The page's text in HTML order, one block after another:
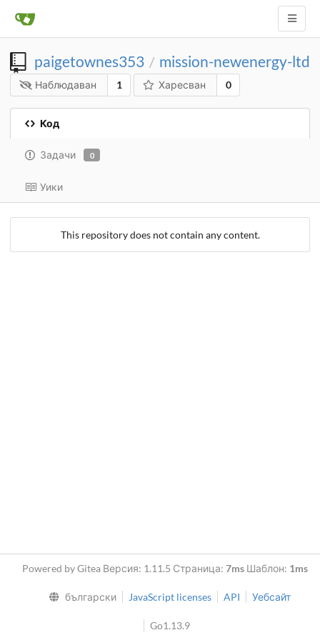
paigetownes353 / mission-newenergy-ltd
Наблюдаван 1 Харесван 0
Код
Задачи 0
Уики
This repository does not contain any content.
Powered by Gitea Версия: 1.11.5 Страница: 7ms Шаблон: 1ms
български JavaScript licenses API Уебсайт
Go1.13.9